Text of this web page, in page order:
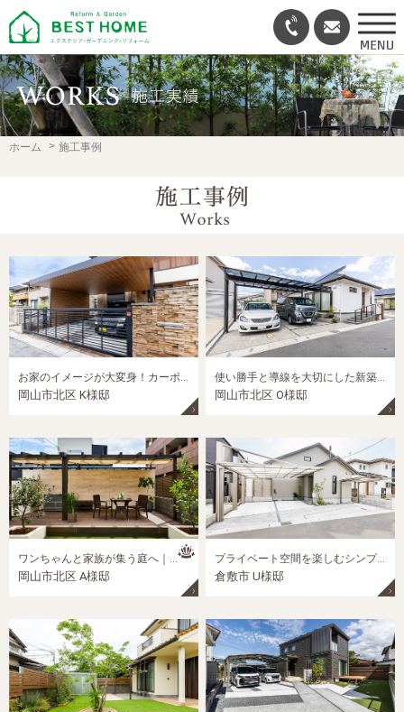
ホーム 施工事例
岡山市北区 K様邸 岡山市北区 O様邸
ワンちゃんと家族が集う庭へ｜岡山市北区の外構リフォーム施工事例
岡山市北区 A様邸
プライベート空間を楽しむシンプルモダン外構｜岡山市の新築外構施工事例
倉敷市 U様邸